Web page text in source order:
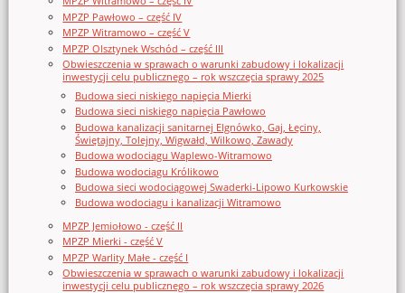
MPZP Pawłowo – część IV
MPZP Witramowo – część V
MPZP Olsztynek Wschód – część III
Obwieszczenia w sprawach o warunki zabudowy i lokalizacji
inwestycji celu publicznego – rok wszczęcia sprawy 2025
Budowa sieci niskiego napięcia Mierki
Budowa sieci niskiego napięcia Pawłowo
Budowa kanalizacji sanitarnej Elgnówko, Gaj, Łęciny,
Świętajny, Tolejny, Wigwałd, Wilkowo, Zawady
Budowa wodociągu Waplewo-Witramowo
Budowa wodociągu Królikowo
Budowa sieci wodociągowej Swaderki-Lipowo Kurkowskie
Budowa wodociągu i kanalizacji Witramowo
MPZP Jemiołowo - część II
MPZP Mierki - część V
MPZP Warlity Małe - część I
Obwieszczenia w sprawach o warunki zabudowy i lokalizacji
inwestycji celu publicznego – rok wszczęcia sprawy 2026